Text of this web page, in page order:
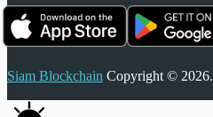
Siam Blockchain Copyright © 2026.